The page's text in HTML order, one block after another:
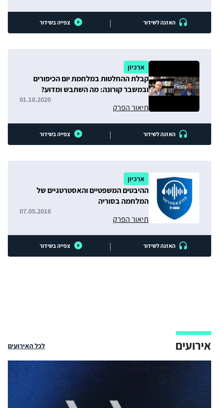
האזנה לשידור | צפייה בשידור
ארכיון
קבלת ההחלטות במלחמת יום הכיפורים
ובמשבר קורונה: מה השתבש ומדוע?
תיאור הפרק
01.10.2020
האזנה לשידור | צפייה בשידור
ארכיון
ההיבטים המשפטיים והאסטרטגיים של
המלחמה בסוריה
תיאור הפרק
07.05.2018
האזנה לשידור | צפייה בשידור
אירועים לכל האירועים